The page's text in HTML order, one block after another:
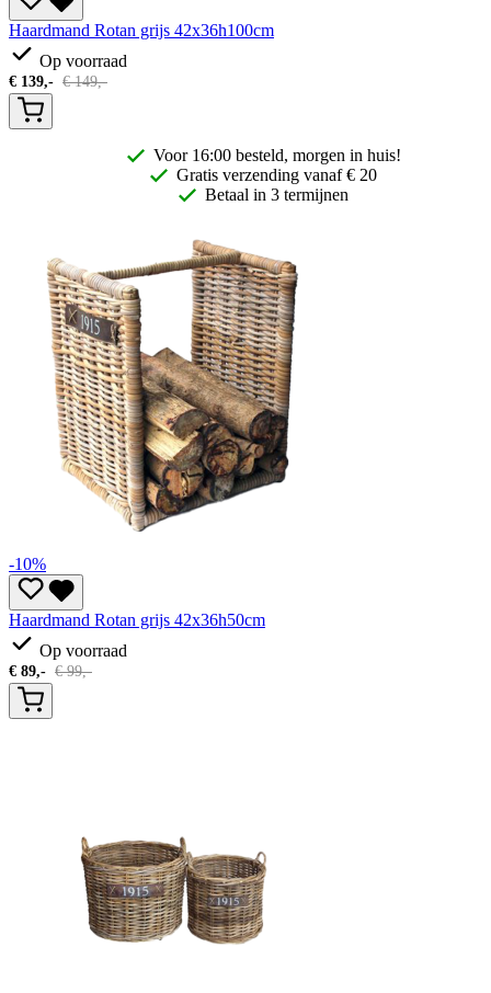
Haardmand Rotan grijs 42x36h100cm
Op voorraad
€ 139,- €149,-
Voor 16:00 besteld, morgen in huis!
Gratis verzending vanaf € 20
Betaal in 3 termijnen
-10%
Haardmand Rotan grijs 42x36h50cm
Op voorraad
€ 89,- €99,-